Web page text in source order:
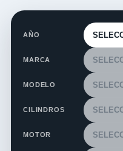
AÑO
MARCA
MODELO
CILINDROS
MOTOR